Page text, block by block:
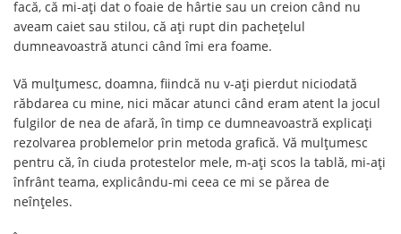
facă, că mi-ați dat o foaie de hârtie sau un creion când nu
aveam caiet sau stilou, că ați rupt din pachețelul
dumneavoastră atunci când îmi era foame.
Vă mulțumesc, doamna, fiindcă nu v-ați pierdut niciodată
răbdarea cu mine, nici măcar atunci când eram atent la jocul
fulgilor de nea de afară, în timp ce dumneavoastră explicați
rezolvarea problemelor prin metoda grafică. Vă mulțumesc
pentru că, în ciuda protestelor mele, m-ați scos la tablă, mi-ați
înfrânt teama, explicându-mi ceea ce mi se părea de
neînțeles.